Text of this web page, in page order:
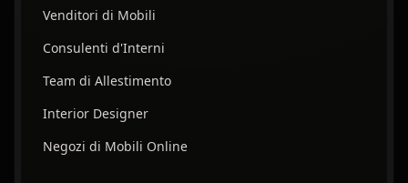
Venditori di Mobili
Consulenti d'Interni
Team di Allestimento
Interior Designer
Negozi di Mobili Online